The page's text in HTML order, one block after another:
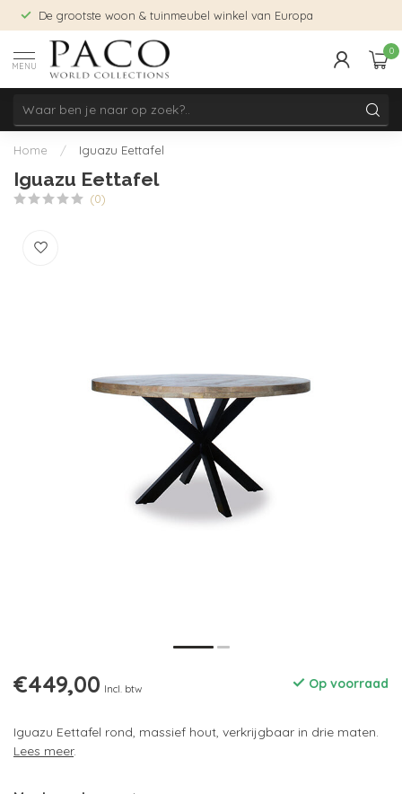
De grootste woon & tuinmeubel winkel van Europa
MENU
0
Home / Iguazu Eettafel
Iguazu Eettafel
(0)
€449,00 Incl. btw Op voorraad
Iguazu Eettafel rond, massief hout, verkrijgbaar in drie maten.
Lees meer.